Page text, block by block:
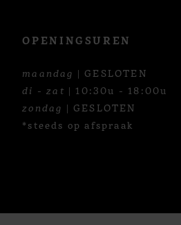
OPENINGSUREN
maandag | GESLOTEN
di - zat | 10:30u - 18:00u
zondag | GESLOTEN
*steeds op afspraak